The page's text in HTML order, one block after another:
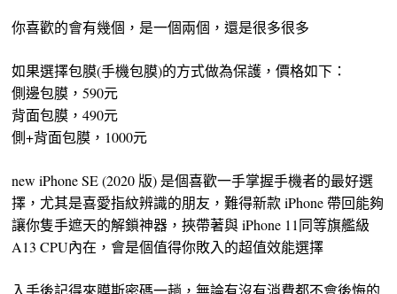
你喜歡的會有幾個，是一個兩個，還是很多很多
如果選擇包膜(手機包膜)的方式做為保護，價格如下：
側邊包膜，590元
背面包膜，490元
側+背面包膜，1000元
new iPhone SE (2020 版) 是個喜歡一手掌握手機者的最好選
擇，尤其是喜愛指紋辨識的朋友，難得新款 iPhone 帶回能夠
讓你隻手遮天的解鎖神器，挾帶著與 iPhone 11同等旗艦級
A13 CPU內在，會是個值得你敗入的超值效能選擇